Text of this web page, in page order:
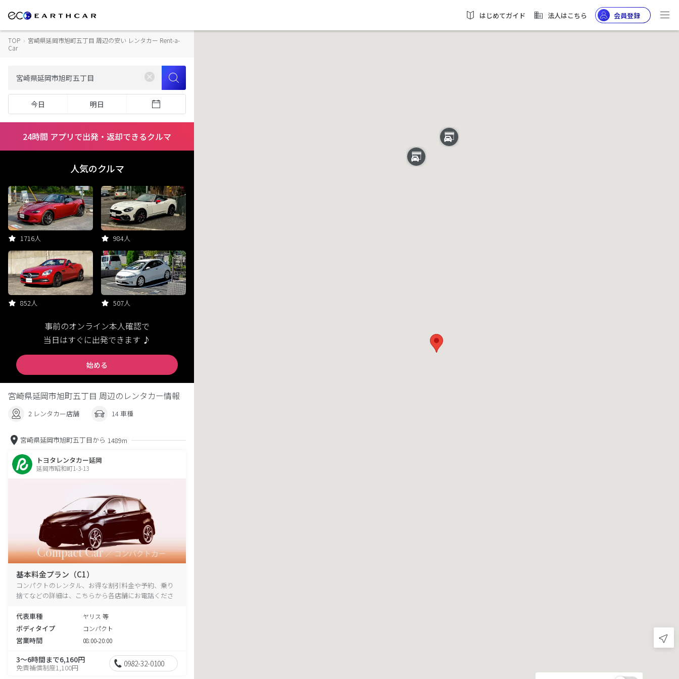
はじめてガイド 法人はこちら 会員登録
TOP › 宮崎県延岡市旭町五丁目 周辺の安い レンタカー Rent-a-
Car
今日 明日
24時間 アプリで出発・返却できるクルマ
人気のクルマ
1716人 984人
852人 507人
事前のオンライン本人確認で
当日はすぐに出発できます ♪
始める
宮崎県延岡市旭町五丁目 周辺のレンタカー情報
2 レンタカー店舗 14 車種
宮崎県延岡市旭町五丁目から 1489m
トヨタレンタカー延岡
延岡市昭和町1-3-13
基本料金プラン（C1）
コンパクトのレンタル、お得な割引料金や予約、乗り
捨てなどの詳細は、こちらから各店舗にお電話くださ
代表車種
ヤリス 等
ボディタイプ コンパクト
営業時間 08:00-20:00
3～6時間まで6,160円
免責補償制度1,100円 0982-32-0100